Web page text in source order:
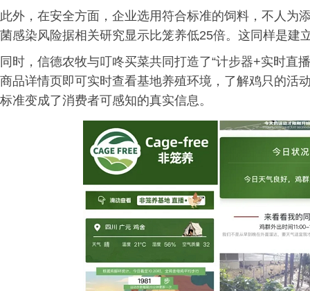
此外，在安全方面，企业选用符合标准的饲料，不人为
菌感染风险据相关研究显示比笼养低25倍。这同样是建
同时，信德农牧与叮咚买菜共同打造了“计步器+实时直
商品详情页即可实时查看基地养殖环境，了解鸡只的活
标准变成了消费者可感知的真实信息。